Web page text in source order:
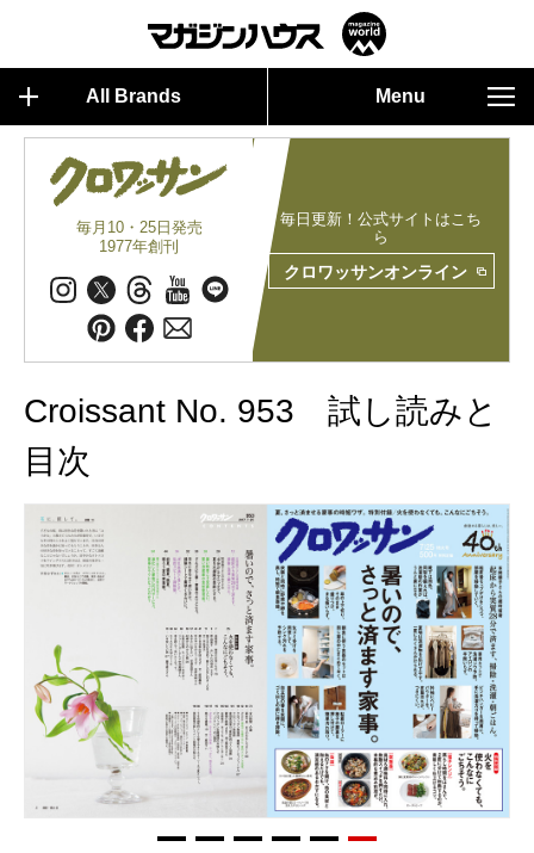
All Brands Menu
毎月10・25日発売
1977年創刊
毎日更新！公式サイトはこち
ら
クロワッサンオンライン
Croissant No. 953 試し読みと
目次